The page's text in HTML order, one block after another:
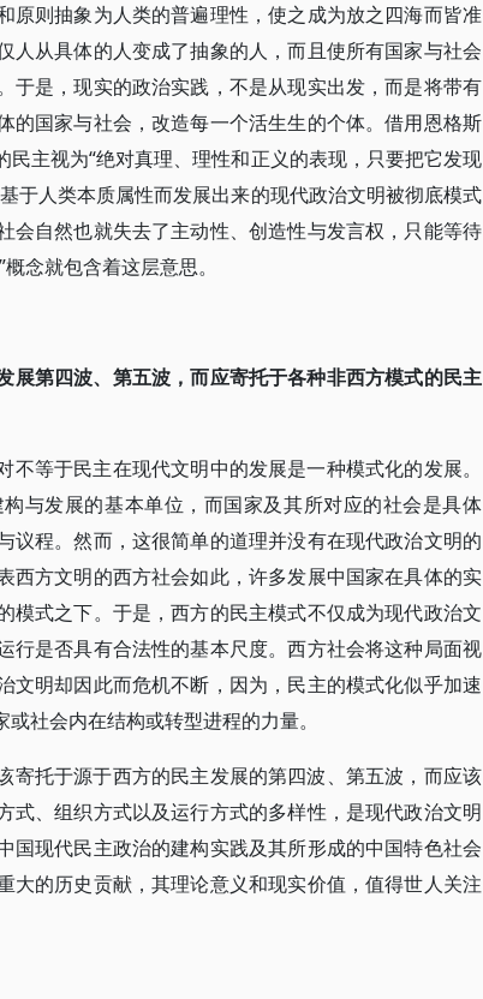
原则抽象为人类的普遍理性，使之成为放之四海而皆准
人从具体的人变成了抽象的人，而且使所有国家与社会
于是，现实的政治实践，不是从现实出发，而是将带有
的国家与社会，改造每一个活生生的个体。借用恩格斯
主视为“绝对真理、理性和正义的表现，只要把它发现
于人类本质属性而发展出来的现代政治文明被彻底模式
会自然也就失去了主动性、创造性与发言权，只能等待
念就包含着这层意思。
展第四波、第五波，而应寄托于各种非西方模式的民主
等于民主在现代文明中的发展是一种模式化的发展。
与发展的基本单位，而国家及其所对应的社会是具体
议程。然而，这很简单的道理并没有在现代政治文明的
西方文明的西方社会如此，许多发展中国家在具体的实
模式之下。于是，西方的民主模式不仅成为现代政治文
行是否具有合法性的基本尺度。西方社会将这种局面视
文明却因此而危机不断，因为，民主的模式化似乎加速
社会内在结构或转型进程的力量。
寄托于源于西方的民主发展的第四波、第五波，而应该
式、组织方式以及运行方式的多样性，是现代政治文明
国现代民主政治的建构实践及其所形成的中国特色社会
大的历史贡献，其理论意义和现实价值，值得世人关注